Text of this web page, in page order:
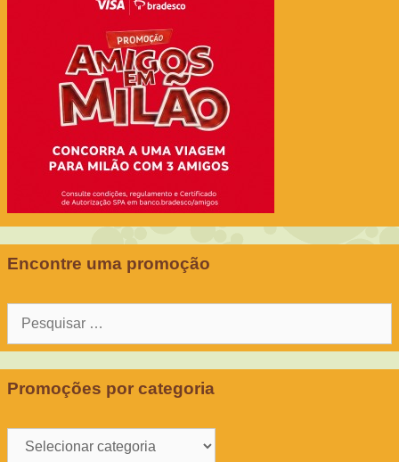
Encontre uma promoção
Promoções por categoria
Promoções